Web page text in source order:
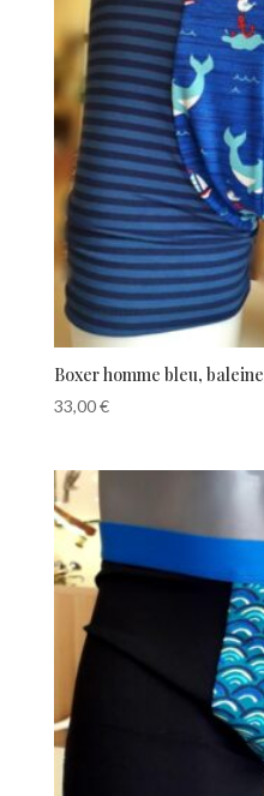
Boxer homme bleu, baleine
33,00€